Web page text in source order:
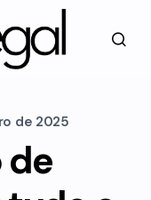
de 2025
de